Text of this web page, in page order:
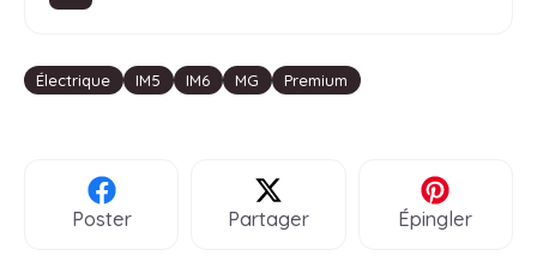
Étiquettes
Électrique IM5 IM6 MG Premium
Poster Partager Épingler